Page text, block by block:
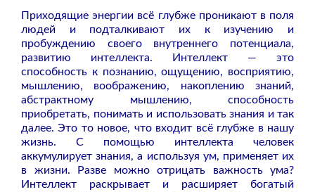
Приходящие энергии всё глубже проникают в поля
людей и подталкивают их к изучению и
пробуждению своего внутреннего потенциала,
развитию интеллекта. Интеллект — это
способность к познанию, ощущению, восприятию,
мышлению, воображению, накоплению знаний,
абстрактному мышлению, способность
приобретать, понимать и использовать знания и так
далее. Это то новое, что входит всё глубже в нашу
жизнь. С помощью интеллекта человек
аккумулирует знания, а используя ум, применяет их
в жизни. Разве можно отрицать важность ума?
Интеллект раскрывает и расширяет богатый